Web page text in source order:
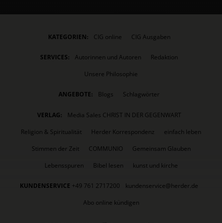
KATEGORIEN: CIG online CIG Ausgaben
SERVICES: Autorinnen und Autoren
Redaktion
Unsere Philosophie
ANGEBOTE: Blogs Schlagwörter
VERLAG:
Media Sales CHRIST IN DER GEGENWART
Religion & Spiritualität
Herder Korrespondenz
einfach leben
Stimmen der Zeit
COMMUNIO
Gemeinsam Glauben
Lebensspuren
Bibel lesen kunst und kirche
KUNDENSERVICE +49 761 2717200
kundenservice@herder.de
Abo online kündigen